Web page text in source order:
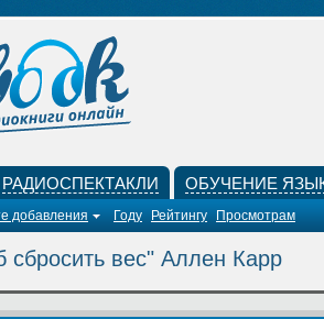
РАДИОСПЕКТАКЛИ ОБУЧЕНИЕ
добавления Году Рейтингу Просмотрам
сбросить вес" Аллен Карр